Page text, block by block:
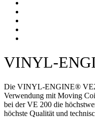
VINYL-
Die VINYL-ENGINE®
Verwendung mit Moving
bei der VE 200 die
höchste Qualität und